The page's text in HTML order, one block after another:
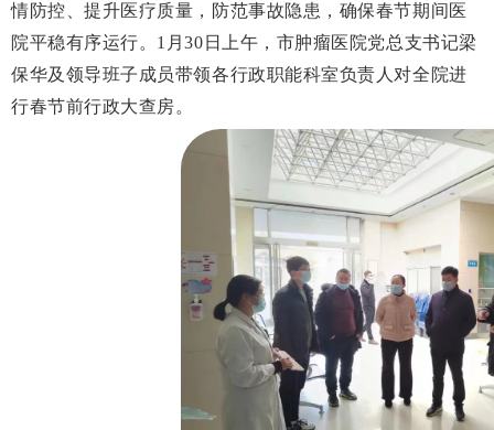
情防控、提升医疗质量，防范事故隐患，确保春节期间医
院平稳有序运行。1月30日上午，市肿瘤医院党总支书记梁
保华及领导班子成员带领各行政职能科室负责人对全院进
行春节前行政大查房。